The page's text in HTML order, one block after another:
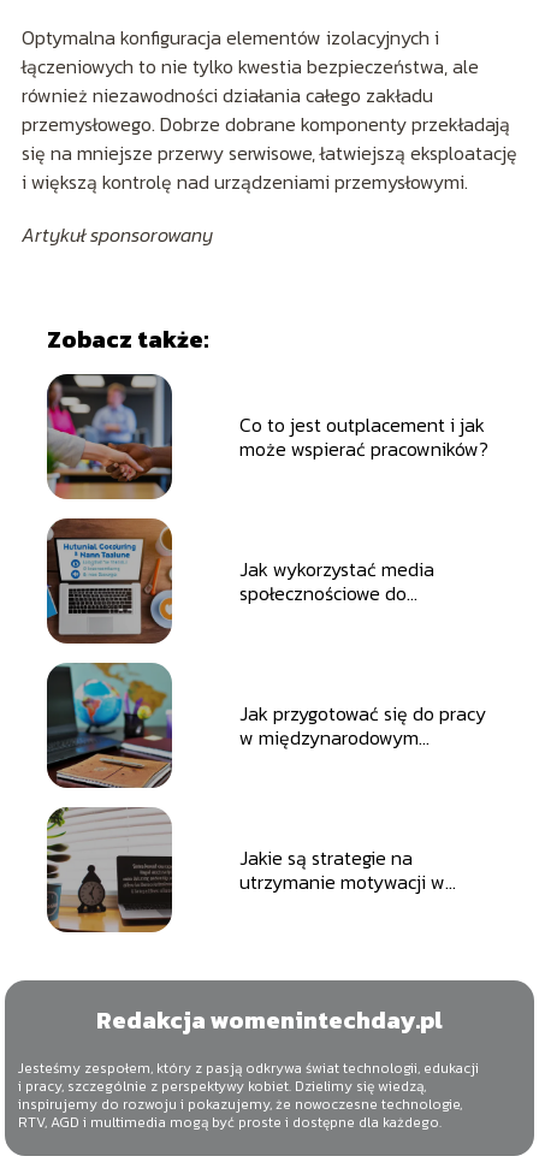
Optymalna konfiguracja elementów izolacyjnych i
łączeniowych to nie tylko kwestia bezpieczeństwa, ale
również niezawodności działania całego zakładu
przemysłowego. Dobrze dobrane komponenty przekładają
się na mniejsze przerwy serwisowe, łatwiejszą eksploatację
i większą kontrolę nad urządzeniami przemysłowymi.
Artykuł sponsorowany
Zobacz także:
Co to jest outplacement i jak
może wspierać pracowników?
Jak wykorzystać media
społecznościowe do
Jak przygotować się do pracy
w międzynarodowym
Jakie są strategie na
utrzymanie motywacji w
Redakcja womenintechday.pl
Jesteśmy zespołem, który z pasją odkrywa świat technologii, edukacji
i pracy, szczególnie z perspektywy kobiet. Dzielimy się wiedzą,
inspirujemy do rozwoju i pokazujemy, że nowoczesne technologie,
RTV, AGD i multimedia mogą być proste i dostępne dla każdego.